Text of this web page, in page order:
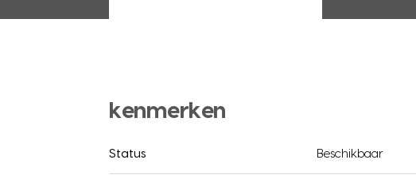
kenmerken
Status Beschikbaar